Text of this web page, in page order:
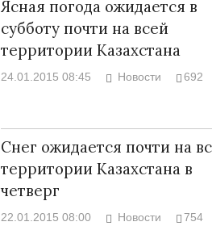
Ясная погода ожидается в
субботу почти на всей
территории Казахстана
24.01.2015 08:45 Новости 692
Снег ожидается почти на
территории Казахстана в
четверг
22.01.2015 08:00 Новости 754
Сороса
08.11.2024